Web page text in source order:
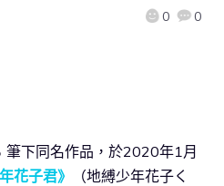
0 0
筆下同名作品，於2020年1月
花子君》
（地縛少年花子く